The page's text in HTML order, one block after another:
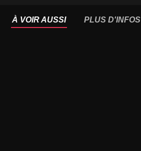
À VOIR AUSSI PLUS D'INFOS